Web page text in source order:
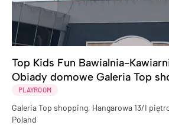
Top Kids Fun Bawialnia-
Obiady domowe Galeria Top
PLAYROOM
Galeria Top shopping, Hangarowa 13/I
Poland